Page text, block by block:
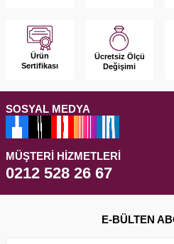
Ürün
Sertifikası
Ücretsiz Ölçü
Değişimi
SOSYAL MEDYA
MÜŞTERI HIZMETLERI
0212 528 26 67
E-BÜLTEN